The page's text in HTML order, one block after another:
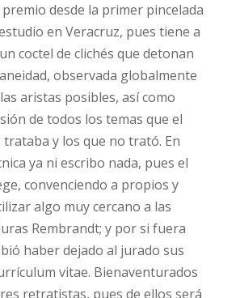
desde la primer pincelada
en Veracruz, pues tiene a
coctel de clichés que detonan
observada globalmente
aristas posibles, así como
de todos los temas que el
y los que no trató. En
ya ni escribo nada, pues el
convenciendo a propios y
algo muy cercano a las
Rembrandt; y por si fuera
haber dejado al jurado sus
vitae. Bienaventurados
retratistas, pues de ellos será